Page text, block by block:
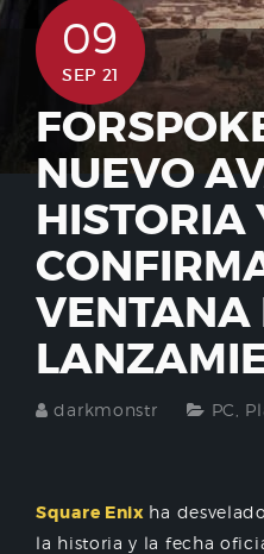
09
SEP 21
NUEVO
HISTORIA
VENTANA
darkmonstr PC
Square Enix ha
la historia y la fecha